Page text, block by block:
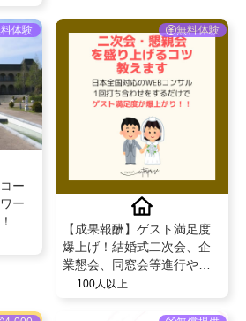
体験
ー
ー
】
無料体験
【成果報酬】ゲスト満足度
爆上げ！結婚式二次会、企
業懇会、同窓会等進行や企
画のコンサルティングサー
100人以上